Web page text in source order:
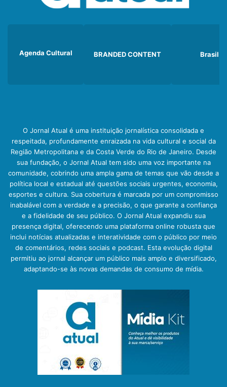
Agenda Cultural BRANDED CONTENT Brasil
O Jornal Atual é uma instituição jornalística consolidada e
respeitada, profundamente enraizada na vida cultural e social da
Região Metropolitana e da Costa Verde do Rio de Janeiro. Desde
sua fundação, o Jornal Atual tem sido uma voz importante na
comunidade, cobrindo uma ampla gama de temas que vão desde a
política local e estadual até questões sociais urgentes, economia,
esportes e cultura. Sua cobertura é marcada por um compromisso
inabalável com a verdade e a precisão, o que garante a confiança
e a fidelidade de seu público. O Jornal Atual expandiu sua
presença digital, oferecendo uma plataforma online robusta que
inclui notícias atualizadas e interatividade com o público por meio
de comentários, redes sociais e podcast. Esta evolução digital
permitiu ao jornal alcançar um público mais amplo e diversificado,
adaptando-se às novas demandas de consumo de mídia.